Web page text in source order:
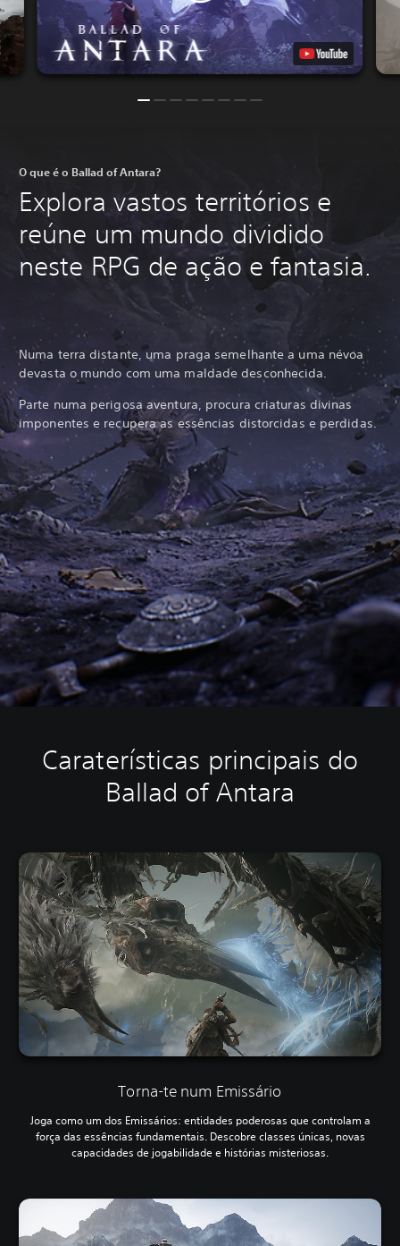
O que é o Ballad of Antara?
Explora vastos territórios e
reúne um mundo dividido
neste RPG de ação e fantasia.
Numa terra distante, uma praga semelhante a uma névoa
devasta o mundo com uma maldade desconhecida.
Parte numa perigosa aventura, procura criaturas divinas
imponentes e recupera as essências distorcidas e perdidas.
Caraterísticas principais do
Ballad of Antara
Torna-te num Emissário
Joga como um dos Emissários: entidades poderosas que controlam a
força das essências fundamentais. Descobre classes únicas, novas
capacidades de jogabilidade e histórias misteriosas.